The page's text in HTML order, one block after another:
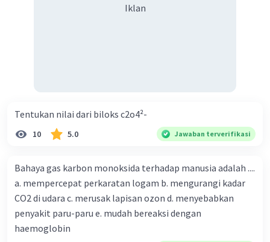
Iklan
Tentukan nilai dari biloks c2o4²-
10 5.0 Jawaban terverifikasi
Bahaya gas karbon monoksida terhadap manusia adalah ....
a. mempercepat perkaratan logam b. mengurangi kadar
CO2 di udara c. merusak lapisan ozon d. menyebabkan
penyakit paru-paru e. mudah bereaksi dengan
haemoglobin